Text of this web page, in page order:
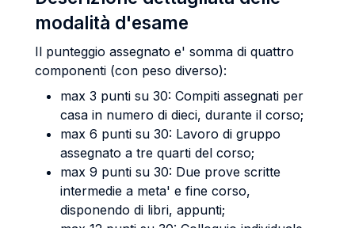
modalità d'esame
Il punteggio assegnato e' somma di quattro
componenti (con peso diverso):
max 3 punti su 30: Compiti assegnati per
casa in numero di dieci, durante il corso;
max 6 punti su 30: Lavoro di gruppo
assegnato a tre quarti del corso;
max 9 punti su 30: Due prove scritte
intermedie a meta' e fine corso,
disponendo di libri, appunti;